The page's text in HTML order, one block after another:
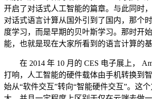
开启了对话式人工智能的篇章。与此同时
对话式语言计算从国外引到了国内，那个
度学习，而是早期的贝叶斯学习。那时开
能，也就是现在大家所看到的语言计算的基
在 2014 年 10 月的 CES 电子展上，
打响，人工智能的硬件载体由手机转换到
始从“软件交互”转向“智能硬件交互”。这